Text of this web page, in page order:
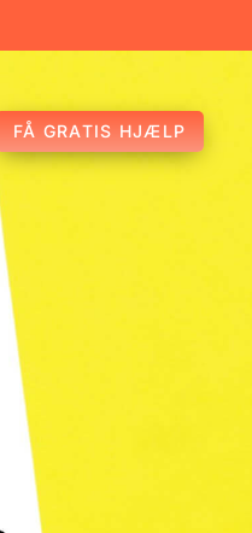
FÅ GRATIS HJÆLP